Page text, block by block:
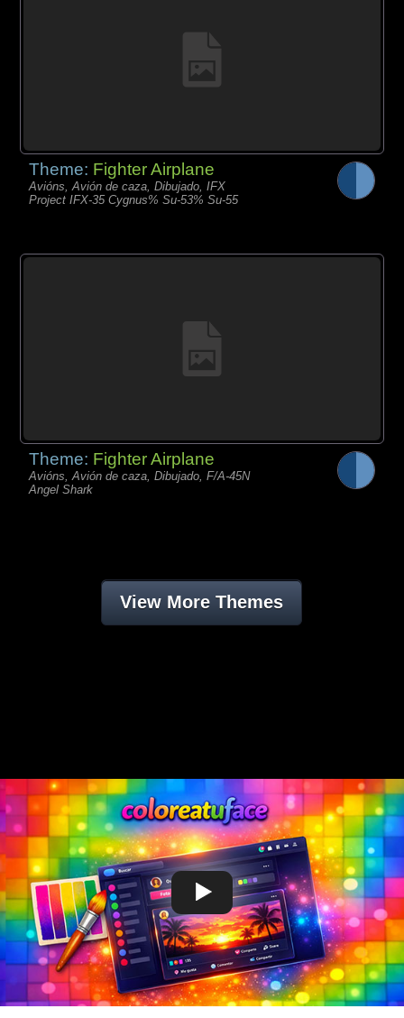
Theme: Fighter Airplane
Avións, Avión de caza, Dibujado, IFX
Project IFX-35 Cygnus% Su-53% Su-55
Theme: Fighter Airplane
Avións, Avión de caza, Dibujado, F/A-45N
Angel Shark
View More Themes